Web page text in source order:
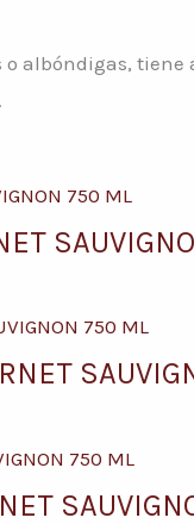
albóndigas,